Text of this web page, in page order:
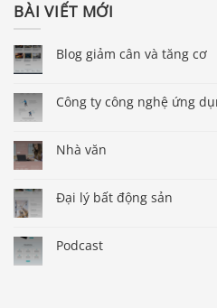
BÀI VIẾT MỚI
Blog giảm cân và tăng cơ
Công ty công nghệ ứng
Nhà văn
Đại lý bất động sản
Podcast